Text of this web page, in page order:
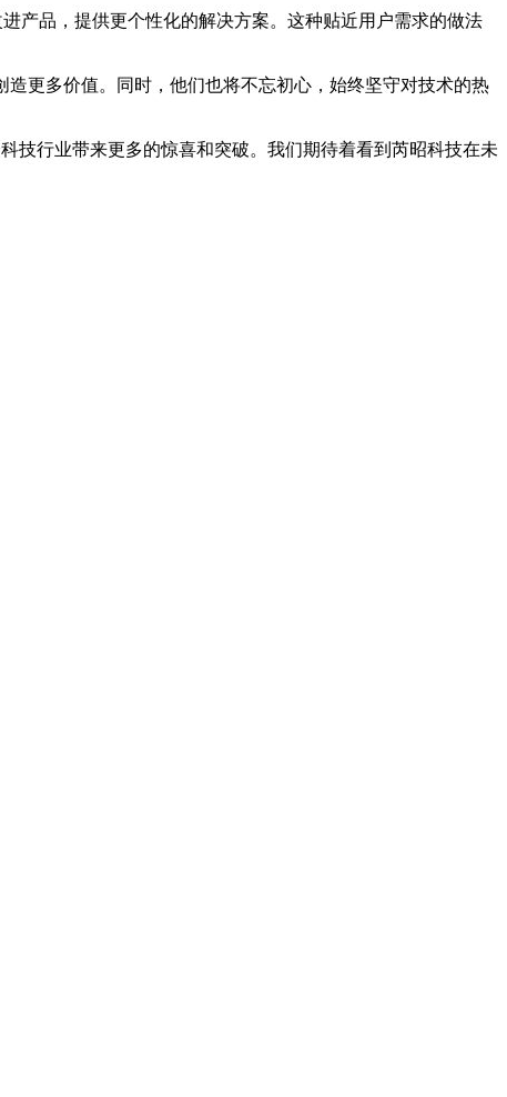
产品，提供更个性化的解决方案。这种贴近用户需求的做法
更多价值。同时，他们也将不忘初心，始终坚守对技术的热
技行业带来更多的惊喜和突破。我们期待着看到芮昭科技在未